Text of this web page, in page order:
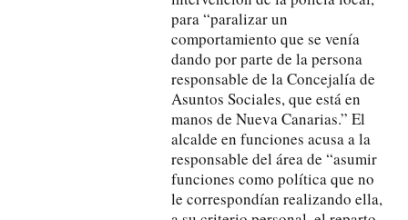
para “paralizar un
comportamiento que se venía
dando por parte de la persona
responsable de la Concejalía de
Asuntos Sociales, que está en
manos de Nueva Canarias.” El
alcalde en funciones acusa a la
responsable del área de “asumir
funciones como política que no
le correspondían realizando ella,